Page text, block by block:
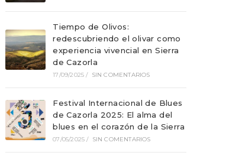
Tiempo de Olivos:
redescubriendo el olivar como
experiencia vivencial en Sierra
de Cazorla
17/09/2025 / SIN COMENTARIOS
Festival Internacional de Blues
de Cazorla 2025: El alma del
blues en el corazón de la Sierra
07/05/2025 / SIN COMENTARIOS